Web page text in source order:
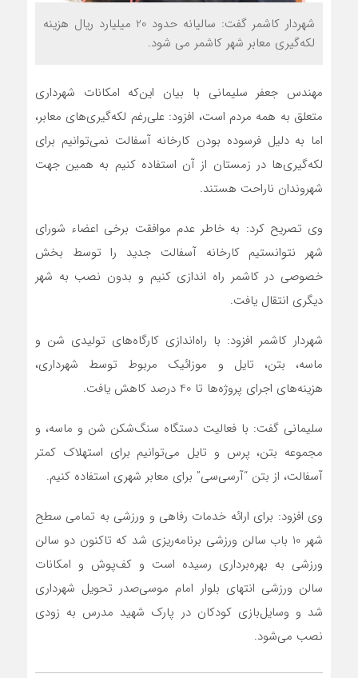
شهردار کاشمر گفت: سالیانه حدود 20 میلیارد ریال هزینه
لکه‌گیری معابر شهر کاشمر می شود.
مهندس جعفر سلیمانی با بیان این‌که امکانات شهرداری
متعلق به همه مردم است، افزود: علی‌رغم لکه‌گیری‌های معابر،
اما به دلیل فرسوده بودن کارخانه آسفالت نمی‌توانیم برای
لکه‌گیری‌ها در زمستان از آن استفاده کنیم به همین جهت
شهروندان ناراحت هستند.
وی تصریح کرد: به خاطر عدم موافقت برخی اعضاء شورای
شهر نتوانستیم کارخانه آسفالت جدید را توسط بخش
خصوصی در کاشمر راه اندازی کنیم و بدون نصب به شهر
دیگری انتقال یافت.
شهردار کاشمر افزود: با راه‌اندازی کارگاه‌های تولیدی شن و
ماسه، بتن، تایل و موزائیک مربوط توسط شهرداری،
هزینه‌های اجرای پروژه‌ها تا 40 درصد کاهش یافت.
سلیمانی گفت: با فعالیت دستگاه سنگ‌شکن شن و ماسه، و
مجموعه بتن، پرس و تایل می‌توانیم برای استهلاک کمتر
آسفالت، از بتن “آرسی‌سی” برای معابر شهری استفاده کنیم.
وی افزود: برای ارائه خدمات رفاهی و ورزشی به تمامی سطح
شهر 10 باب سالن ورزشی برنامه‌ریزی شد كه تاکنون دو سالن
ورزشی به بهره‌برداری رسیده است و کف‌پوش و امکانات
سالن ورزشی انتهای بلوار امام موسی‌صدر تحویل شهرداری
شد و وسایل‌بازی کودکان در پارک شهید مدرس به زودی
نصب می‌شود.